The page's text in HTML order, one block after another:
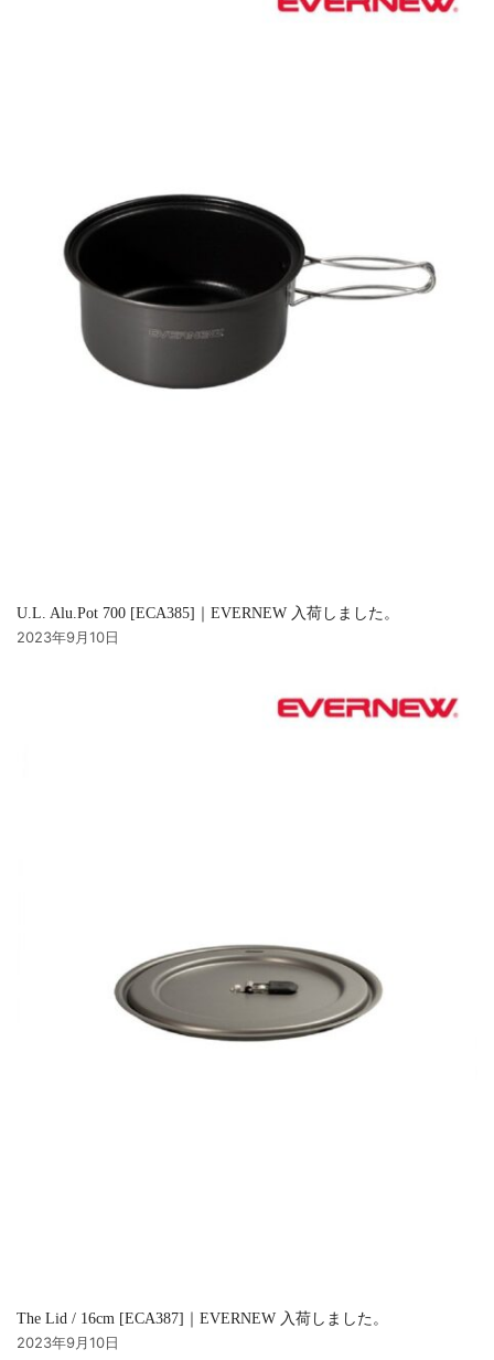
U.L. Alu.Pot 700 [ECA385]｜EVERNEW 入荷しました。
2023年9月10日
The Lid / 16cm [ECA387]｜EVERNEW 入荷しました。
2023年9月10日